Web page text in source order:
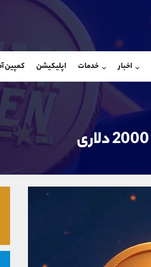
اخبار خدمات اپلیکیشن کمپین
واتساپ شروع
داخلی